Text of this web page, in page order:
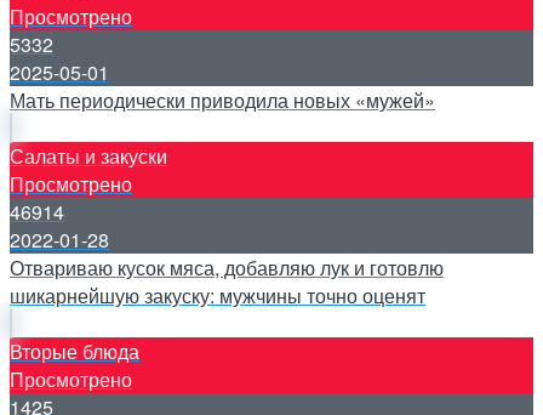
Просмотрено
5332
2025-05-01
Мать периодически приводила новых «мужей»
Салаты и закуски
Просмотрено
46914
2022-01-28
Отвариваю кусок мяса, добавляю лук и готовлю
шикарнейшую закуску: мужчины точно оценят
Вторые блюда
Просмотрено
1425